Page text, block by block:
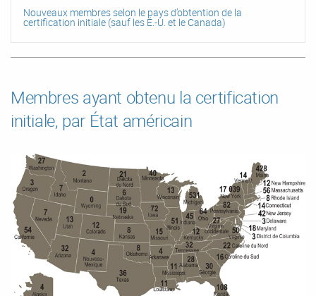
Nouveaux membres selon le pays d’obtention de la
certification initiale (sauf les É.-U. et le Canada)
Membres ayant obtenu la certification
initiale, par État américain